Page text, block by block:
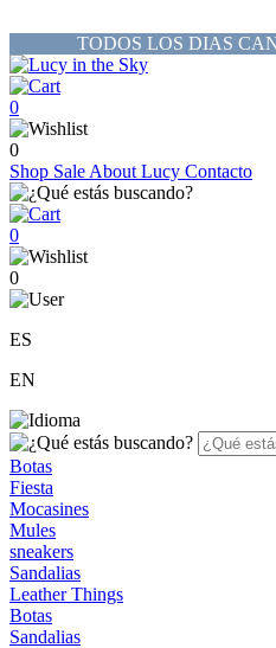
TODOS LOS DIAS
0
0
Shop Sale About Lucy Contacto
0
0
ES
EN
Botas
Fiesta
Mocasines
Mules
sneakers
Sandalias
Leather Things
Botas
Sandalias